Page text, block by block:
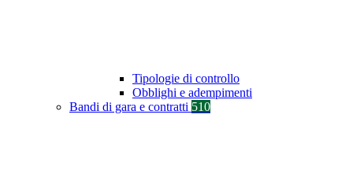
Tipologie di controllo
Obblighi e adempimenti
Bandi di gara e contratti 510